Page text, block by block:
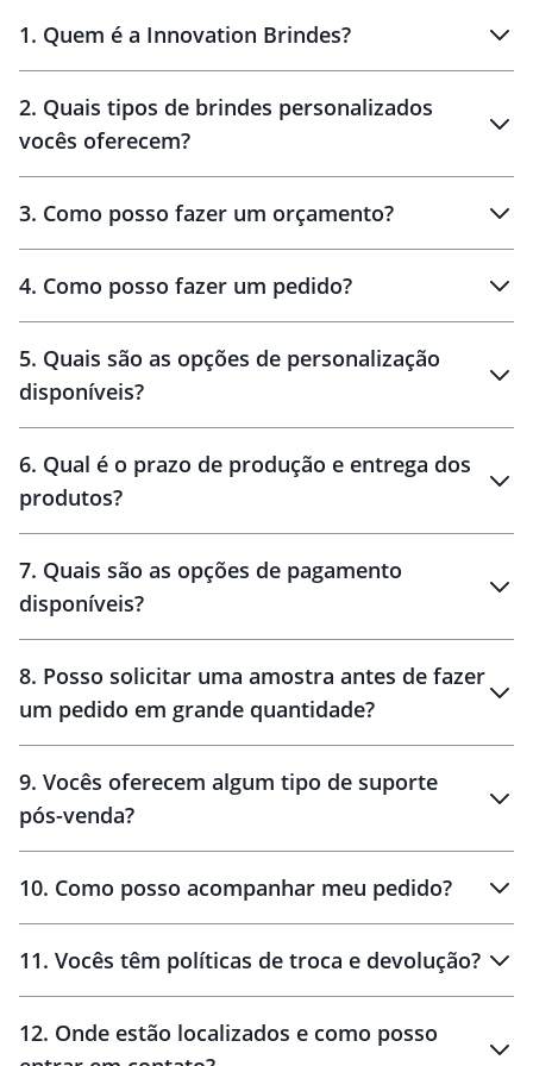
1. Quem é a Innovation Brindes?
Brindes personalizados
2. Quais tipos de brindes personalizados
vocês oferecem?
personalizados
3. Como posso fazer um orçamento?
brinde
personalização
4. Como posso fazer um pedido?
amostra virtual
5. Quais são as opções de personalização
disponíveis?
6. Qual é o prazo de produção e entrega dos
produtos?
10 dias
brinde
48 horas
7. Quais são as opções de pagamento
disponíveis?
8. Posso solicitar uma amostra antes de fazer
um pedido em grande quantidade?
amostras
9. Vocês oferecem algum tipo de suporte
pós-venda?
10. Como posso acompanhar meu pedido?
11. Vocês têm políticas de troca e devolução?
12. Onde estão localizados e como posso